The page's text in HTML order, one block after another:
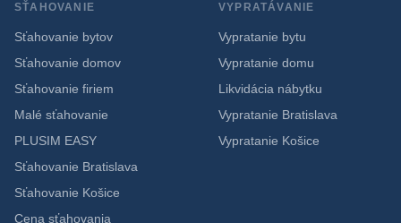
SŤAHOVANIE
Sťahovanie bytov
Sťahovanie domov
Sťahovanie firiem
Malé sťahovanie
PLUSIM EASY
Sťahovanie Bratislava
Sťahovanie Košice
Cena sťahovania
VYPRATÁVANIE
Vypratanie bytu
Vypratanie domu
Likvidácia nábytku
Vypratanie Bratislava
Vypratanie Košice